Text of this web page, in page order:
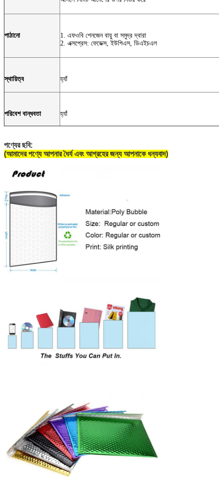
পাঠানো
1. এফওবি শেনজেন বায়ু বা সমুদ্র দ্বারা
2. এক্সপ্রেস: ফেডেক্স, ইউপিএস, ডিএইচএল
স্থায়িত্ব হ্যাঁ
পরিবেশ বান্ধবতা হ্যাঁ
পণ্যের ছবি:
(আমাদের পণ্যে আপনার ধৈর্য এবং আগ্রহের জন্য আপনাকে ধন্যবাদ)